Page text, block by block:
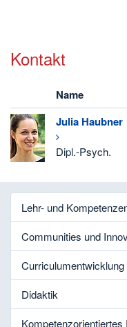
Kontakt
Name
Julia Haubner
Dipl.-Psych.
Lehr- und
Communities und
Curriculumentwicklung
Didaktik
Kompetenzorientiertes